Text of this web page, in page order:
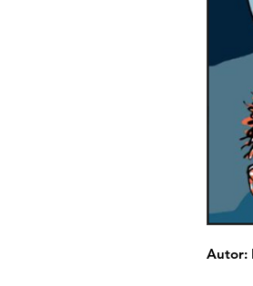
Autor: